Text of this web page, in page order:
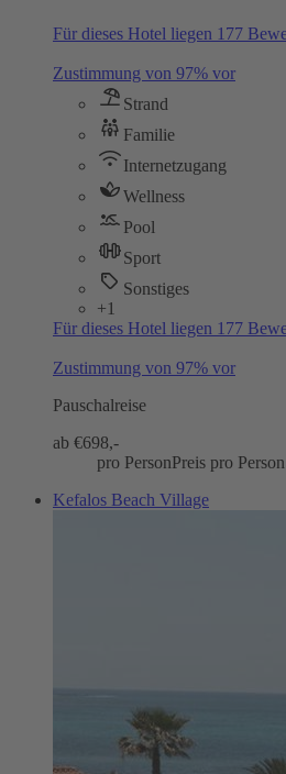
Für dieses Hotel liegen 177
Zustimmung von 97% vor
Strand
Familie
Internetzugang
Wellness
Pool
Sport
Sonstiges
+1
Für dieses Hotel liegen 177
Zustimmung von 97% vor
Pauschalreise
ab €698,-
pro PersonPreis pro Person
Kefalos Beach Village